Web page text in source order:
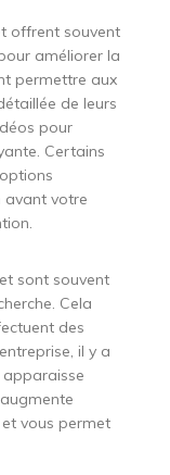
offrent souvent
améliorer la
permettre aux
de leurs
pour
Certains
avant votre
sont souvent
Cela
des
il y a
vous permet